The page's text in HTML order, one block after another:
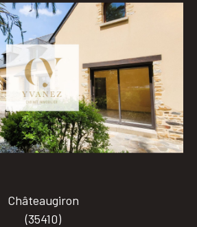
Châteaugiron
(35410)